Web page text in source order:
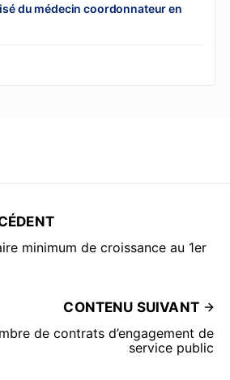
du médecin coordonnateur en
minimum de croissance au 1er
CONTENU SUIVANT
de contrats d’engagement de
service public